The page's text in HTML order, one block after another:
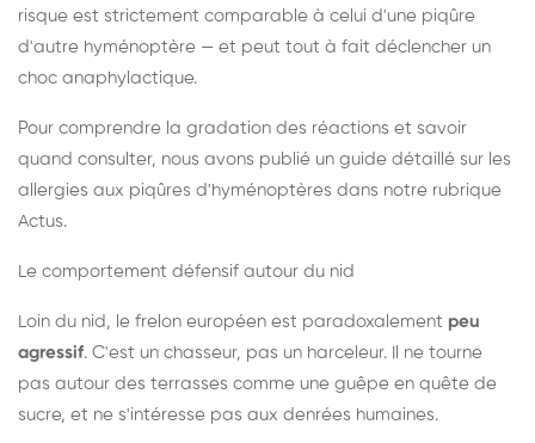
risque est strictement comparable à celui d'une piqûre
d'autre hyménoptère — et peut tout à fait déclencher un
choc anaphylactique.
Pour comprendre la gradation des réactions et savoir
quand consulter, nous avons publié un guide détaillé sur les
allergies aux piqûres d'hyménoptères dans notre rubrique
Actus.
Le comportement défensif autour du nid
Loin du nid, le frelon européen est paradoxalement peu
agressif. C'est un chasseur, pas un harceleur. Il ne tourne
pas autour des terrasses comme une guêpe en quête de
sucre, et ne s'intéresse pas aux denrées humaines.